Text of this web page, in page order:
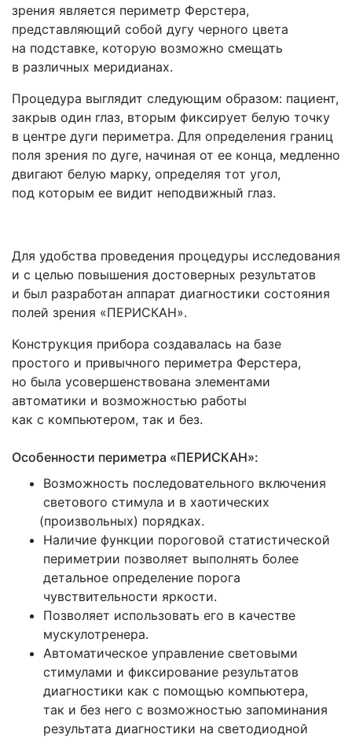
зрения является периметр Ферстера,
представляющий собой дугу черного цвета
на подставке, которую возможно смещать
в различных меридианах.
Процедура выглядит следующим образом: пациент,
закрыв один глаз, вторым фиксирует белую точку
в центре дуги периметра. Для определения границ
поля зрения по дуге, начиная от ее конца, медленно
двигают белую марку, определяя тот угол,
под которым ее видит неподвижный глаз.
Для удобства проведения процедуры исследования
и с целью повышения достоверных результатов
и был разработан аппарат диагностики состояния
полей зрения «ПЕРИСКАН».
Конструкция прибора создавалась на базе
простого и привычного периметра Ферстера,
но была усовершенствована элементами
автоматики и возможностью работы
как с компьютером, так и без.
Особенности периметра «ПЕРИСКАН»:
Возможность последовательного включения
светового стимула и в хаотических
(произвольных) порядках.
Наличие функции пороговой статистической
периметрии позволяет выполнять более
детальное определение порога
чувствительности яркости.
Позволяет использовать его в качестве
мускулотренера.
Автоматическое управление световыми
стимулами и фиксирование результатов
диагностики как с помощью компьютера,
так и без него с возможностью запоминания
результата диагностики на светодиодной